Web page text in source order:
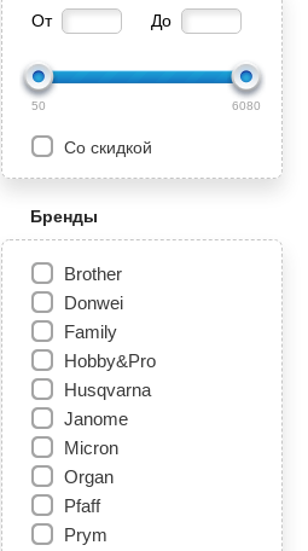
От До
50 6080
Со скидкой
Бренды
Brother
Donwei
Family
Hobby&Pro
Husqvarna
Janome
Micron
Organ
Pfaff
Prym